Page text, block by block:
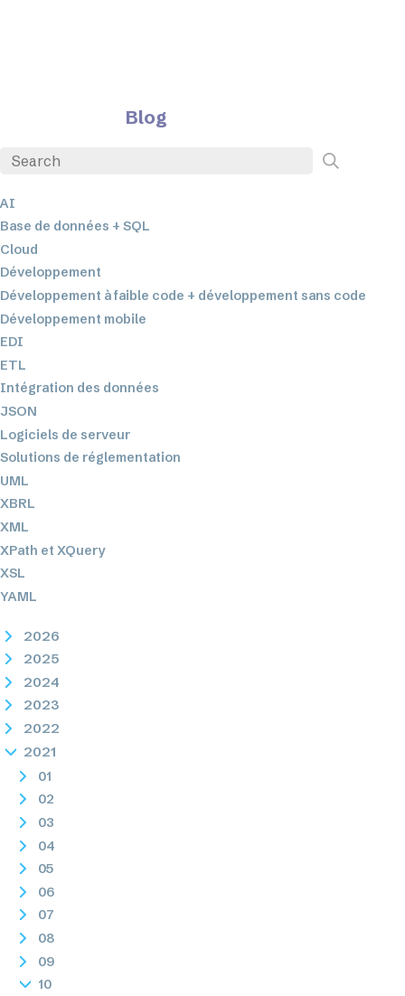
Blog
AI
Base de données + SQL
Cloud
Développement
Développement à faible code + développement sans code
Développement mobile
EDI
ETL
Intégration des données
JSON
Logiciels de serveur
Solutions de réglementation
UML
XBRL
XML
XPath et XQuery
XSL
YAML
2026
2025
2024
2023
2022
2021
01
02
03
04
05
06
07
08
09
10